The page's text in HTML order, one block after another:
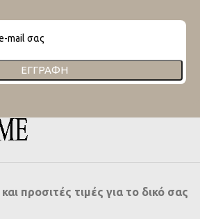
ΕΓΓΡΑΦΉ
προσιτές τιμές για το δικό σας